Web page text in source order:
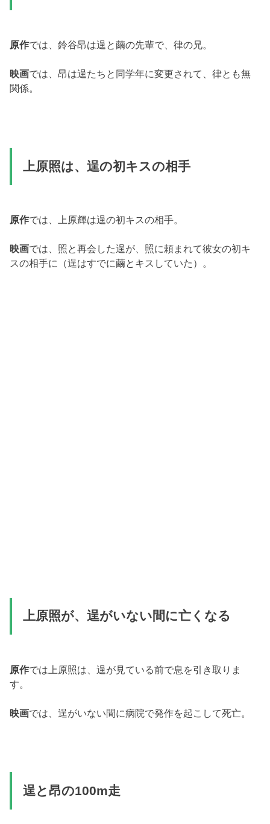
原作では、鈴谷昂は逞と繭の先輩で、律の兄。
映画では、昂は逞たちと同学年に変更されて、律とも無
関係。
上原照は、逞の初キスの相手
原作では、上原輝は逞の初キスの相手。
映画では、照と再会した逞が、照に頼まれて彼女の初キ
スの相手に（逞はすでに繭とキスしていた）。
上原照が、逞がいない間に亡くなる
原作では上原照は、逞が見ている前で息を引き取りま
す。
映画では、逞がいない間に病院で発作を起こして死亡。
逞と昂の100m走